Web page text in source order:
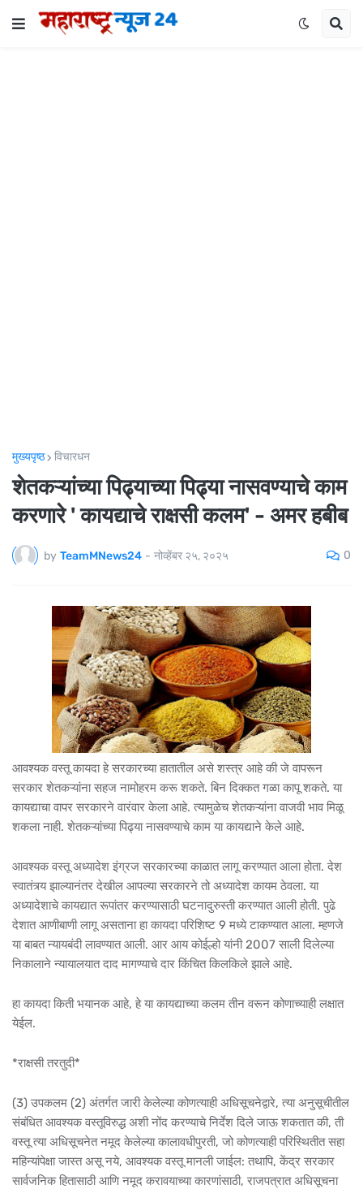
मुख्यपृष्ठ विचारधन
शेतकऱ्यांच्या पिढ्याच्या पिढ्या नासवण्याचे काम
करणारे ' कायद्याचे राक्षसी कलम' - अमर हबीब
by TeamMNews24 - नोव्हेंबर २५, २०२५ 0
आवश्यक वस्तू कायदा हे सरकारच्या हातातील असे शस्त्र आहे की जे वापरून
सरकार शेतकऱ्यांना सहज नामोहरम करू शकते. बिन दिक्कत गळा कापू शकते. या
कायद्याचा वापर सरकारने वारंवार केला आहे. त्यामुळेच शेतकऱ्यांना वाजवी भाव मिळू
शकला नाही. शेतकऱ्यांच्या पिढ्या नासवण्याचे काम या कायद्याने केले आहे.
आवश्यक वस्तू अध्यादेश इंग्रज सरकारच्या काळात लागू करण्यात आला होता. देश
स्वातंत्र्य झाल्यानंतर देखील आपल्या सरकारने तो अध्यादेश कायम ठेवला. या
अध्यादेशाचे कायद्यात रूपांतर करण्यासाठी घटनादुरुस्ती करण्यात आली होती. पुढे
देशात आणीबाणी लागू असताना हा कायदा परिशिष्ट 9 मध्ये टाकण्यात आला. म्हणजे
या बाबत न्यायबंदी लावण्यात आली. आर आय कोईल्हो यांनी 2007 साली दिलेल्या
निकालाने न्यायालयात दाद मागण्याचे दार किंचित किलकिले झाले आहे.
हा कायदा किती भयानक आहे, हे या कायद्याच्या कलम तीन वरून कोणाच्याही लक्षात
येईल.
*राक्षसी तरतुदी*
(3) उपकलम (2) अंतर्गत जारी केलेल्या कोणत्याही अधिसूचनेद्वारे, त्या अनुसूचीतील
संबंधित आवश्यक वस्तूविरुद्ध अशी नोंद करण्याचे निर्देश दिले जाऊ शकतात की, ती
वस्तू त्या अधिसूचनेत नमूद केलेल्या कालावधीपुरती, जो कोणत्याही परिस्थितीत सहा
महिन्यांपेक्षा जास्त असू नये, आवश्यक वस्तू मानली जाईल: तथापि, केंद्र सरकार
सार्वजनिक हितासाठी आणि नमूद करावयाच्या कारणांसाठी, राजपत्रात अधिसूचना